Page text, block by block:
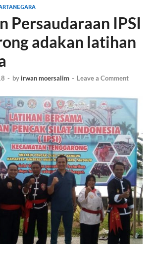
Persaudaraan IPSI
adakan latihan
- by irwan moersalim - Leave a Comment